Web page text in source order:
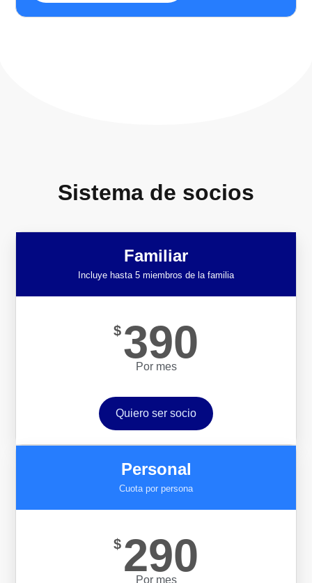
Sistema de socios
Familiar
Incluye hasta 5 miembros de la familia
$390
Por mes
Quiero ser socio
Personal
Cuota por persona
$ 290
Por mes